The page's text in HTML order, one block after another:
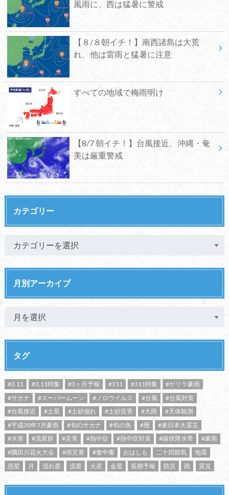
風雨に、西は猛暑に警戒
【８/８朝イチ！】南西諸島は大荒
れ、他は雷雨と猛暑に注意
すべての地域で梅雨明け
【8/7 朝イチ！】台風接近、沖縄・奄
美は厳重警戒
カテゴリー
月別アーカイブ
タグ
#3.11 #3.11特集 #3ヶ月予報 #311 #311特集
#ゲリラ豪雨
#サカナ
#スーパームーン #ノロウイルス #台風
#台風対策
#台風接近
#土星 #土砂崩れ #土砂災害 #大雨
#天体観測
#平成30年7月豪雨
#旬のサカナ #旬の魚 #暦
#東日本大震災
#水害
#流星群 #災害 #熱中症 #熱中症対策 #線状降水帯
#豪雨
#隅田川花火大会
#雨災害 #食中毒 おはしも 二十四節気
地震
惑星
月 流れ星 流星 火星 金星 長期予報 防災 雨 震災